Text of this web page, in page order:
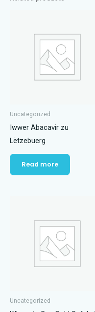
Uncategorized
Iwwer Abacavir zu
Lëtzebuerg
Read more
Uncategorized